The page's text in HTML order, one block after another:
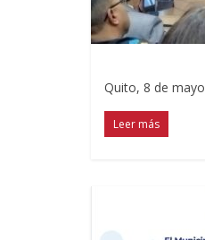
Quito, 8 de
Leer más